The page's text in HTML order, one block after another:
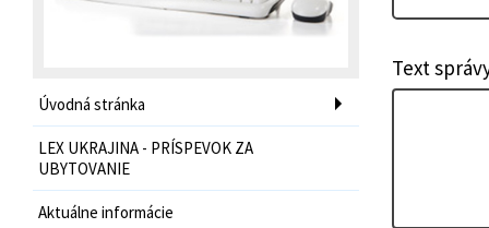
Úvodná stránka
LEX UKRAJINA - PRÍSPEVOK ZA
UBYTOVANIE
Aktuálne informácie
Text